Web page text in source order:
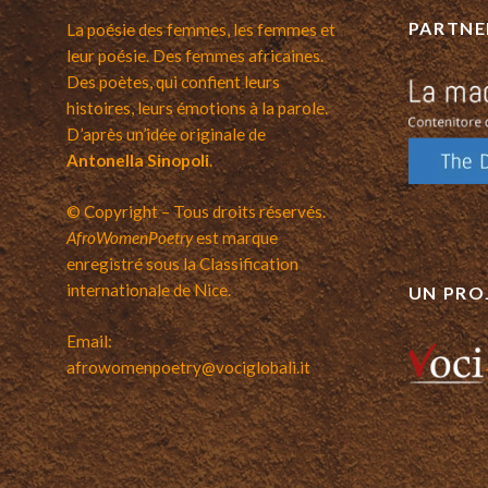
La poésie des femmes, les femmes et
leur poésie. Des femmes africaines.
Des poètes, qui confient leurs
histoires, leurs émotions à la parole.
D’après un’idée originale de
Antonella Sinopoli.
© Copyright – Tous droits réservés.
AfroWomenPoetryest marque
enregistré sous la Classification
internationale de Nice.
Email:
afrowomenpoetry@vociglobali.it
UN